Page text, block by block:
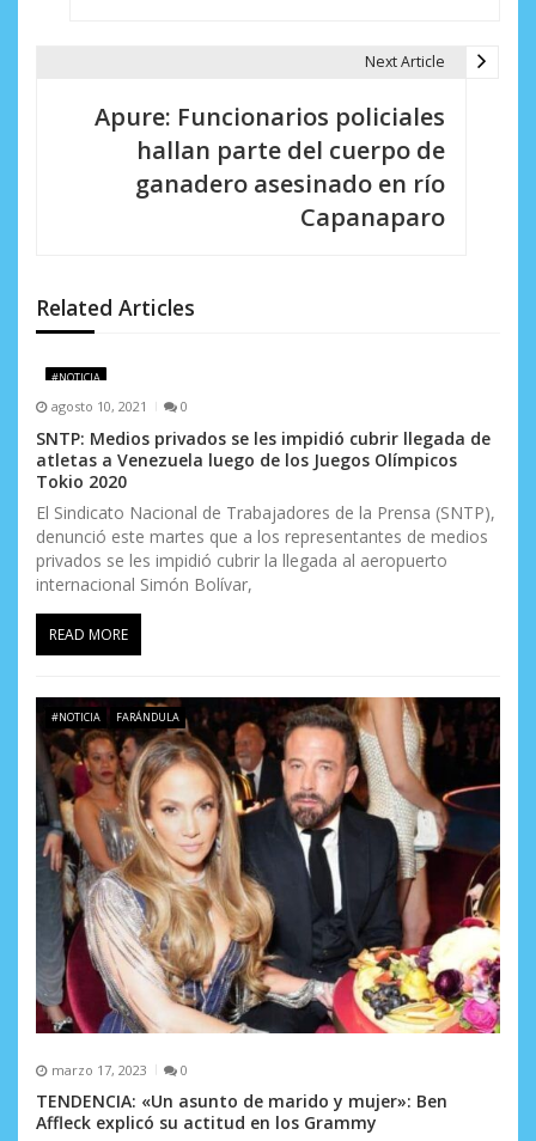
d
e
n
t
r
a
d
a
s
Next Article
Apure: Funcionarios policiales
hallan parte del cuerpo de
ganadero asesinado en río
Capanaparo
Related Articles
#NOTICIA
agosto 10, 2021 0
SNTP: Medios privados se les impidió cubrir llegada de
atletas a Venezuela luego de los Juegos Olímpicos
Tokio 2020
El Sindicato Nacional de Trabajadores de la Prensa (SNTP),
denunció este martes que a los representantes de medios
privados se les impidió cubrir la llegada al aeropuerto
internacional Simón Bolívar,
READ MORE
#NOTICIA FARÁNDULA
marzo 17, 2023 0
TENDENCIA: «Un asunto de marido y mujer»: Ben
Affleck explicó su actitud en los Grammy